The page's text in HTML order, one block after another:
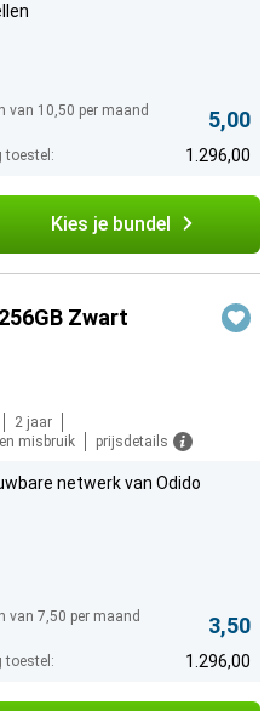
van 10,50 per maand
5,00
toestel: 1.296,00
Kies je bundel
Zwart
2 jaar
misbruik
prijsdetails
netwerk van Odido
van 7,50 per maand
3,50
toestel: 1.296,00